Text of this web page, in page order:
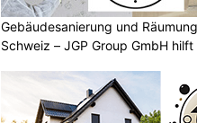
Gebäudesanierung und
Schweiz – JGP Group GmbH hilft